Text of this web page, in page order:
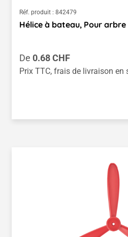
Réf. produit : 842479
Hélice à bateau, Pour arbre
Prix régulier :
De 0.68 CHF
Prix TTC, frais de livraison en